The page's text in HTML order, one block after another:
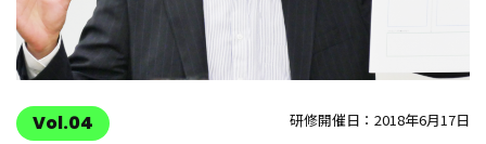
研修開催日：2018年6月17日
Vol.04